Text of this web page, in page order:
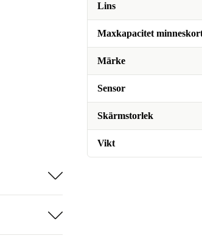
Lins
Maxkapacitet
Märke
Sensor
Skärmstorlek
Vikt